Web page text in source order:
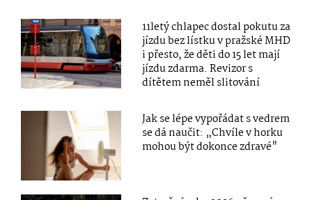
11letý chlapec dostal pokutu za
jízdu bez lístku v pražské MHD
i přesto, že děti do 15 let mají
jízdu zdarma. Revizor s
dítětem neměl slitování
Jak se lépe vypořádat s vedrem
se dá naučit: „Chvíle v horku
mohou být dokonce zdravé"